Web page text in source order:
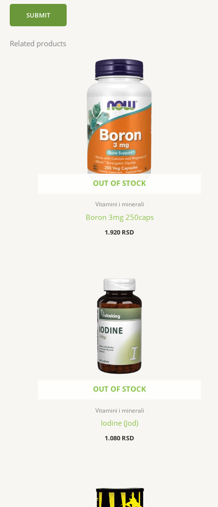
Related products
OUT OF STOCK
Vitamini i minerali
Boron 3mg 250caps
1.920 RSD
OUT OF STOCK
Vitamini i minerali
Iodine (Jod)
1.080 RSD